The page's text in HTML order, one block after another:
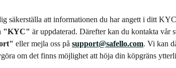
säkerställa att informationen du har angett i ditt
"KYC" är uppdaterad. Därefter kan du kontakta vår
eller mejla oss på support@safello.com. Vi kan
om det finns möjlighet att höja din köpgräns